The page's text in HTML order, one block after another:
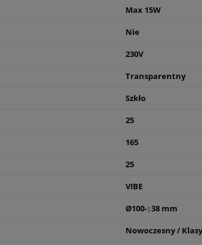
Max 15W
Nie
230V
Transparentny
Szkło
25
165
25
VIBE
Ø100-↕38 mm
Nowoczesny /